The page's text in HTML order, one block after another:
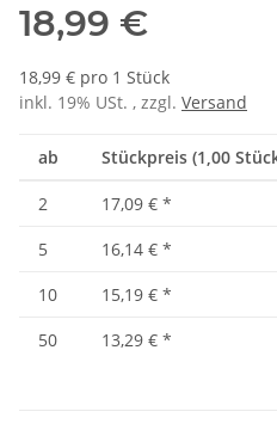
18,99 €
18,99 € pro 1 Stück
inkl. 19% USt. , zzgl. Versand
ab Stückpreis (1,00
2 17,09 € *
5
16,14 € *
10
15,19 € *
50
13,29 € *